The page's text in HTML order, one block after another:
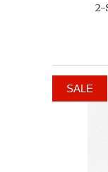
2-
SALE